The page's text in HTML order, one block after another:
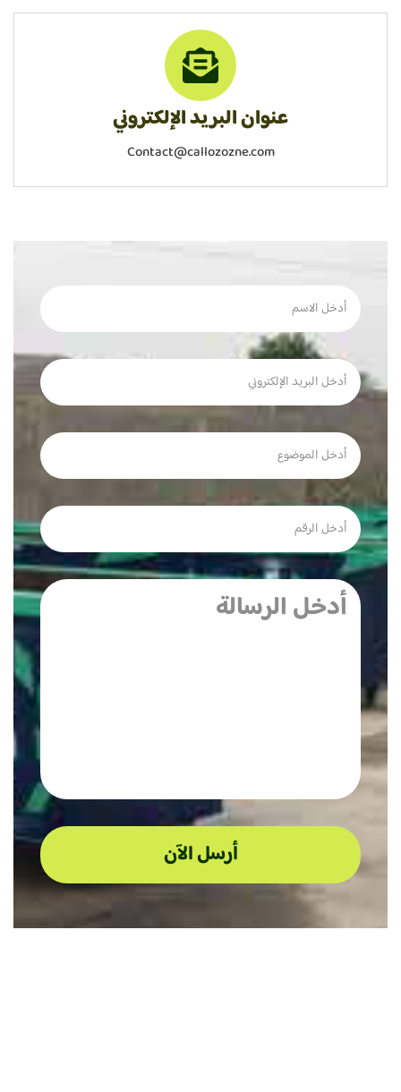
عنوان البريد الإلكتروني
Contact@callozozne.com
أرسل الآن